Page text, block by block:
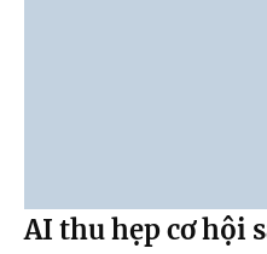
AI thu hẹp cơ hội